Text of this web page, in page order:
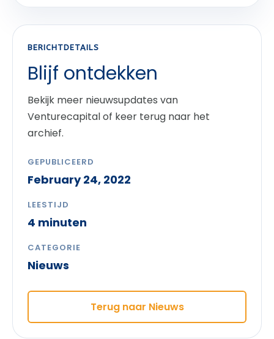
BERICHTDETAILS
Blijf ontdekken
Bekijk meer nieuwsupdates van
Venturecapital of keer terug naar het
archief.
GEPUBLICEERD
February 24, 2022
LEESTIJD
4 minuten
CATEGORIE
Nieuws
Terug naar Nieuws